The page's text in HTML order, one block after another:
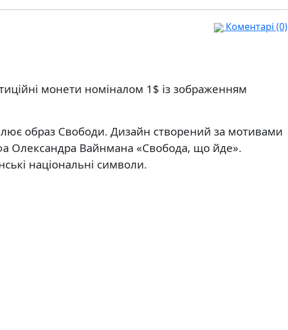
Коментарі (0)
монети номіналом 1$ із зображенням
образ Свободи. Дизайн створений за мотивами
Олександра Вайнмана «Свобода, що йде».
національні символи.